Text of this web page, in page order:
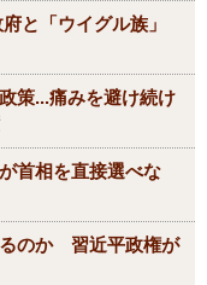
と「ウイグル族」
策...痛みを避け続け
首相を直接選べな
のか 習近平政権が